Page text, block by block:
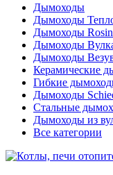
Дымоходы
Дымоходы
Дымоходы
Дымоходы
Дымоходы
Керамические
Гибкие
Дымоходы
Стальные
Дымоходы из
Все категории